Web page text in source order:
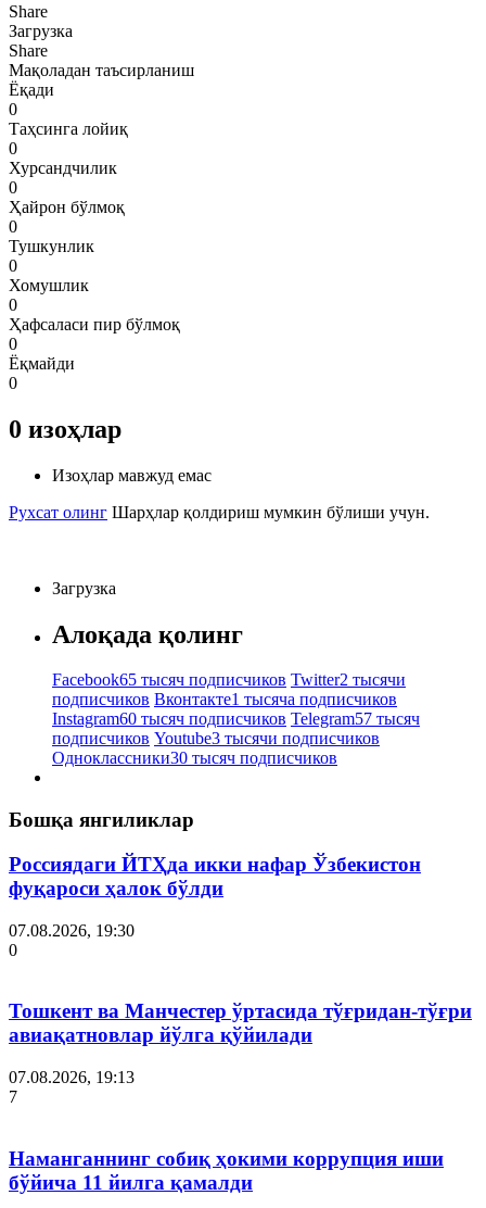
Share
Загрузка
Share
Мақоладан таъсирланиш
Ёқади
0
Таҳсинга лойиқ
0
Хурсандчилик
0
Ҳайрон бўлмоқ
0
Тушкунлик
0
Хомушлик
0
Ҳафсаласи пир бўлмоқ
0
Ёқмайди
0
0 изоҳлар
Изоҳлар мавжуд емас
Рухсат олинг Шарҳлар қолдириш мумкин бўлиши учун.
Загрузка
Алоқада қолинг
Facebook65 тысяч подписчиков Twitter2 тысячи
подписчиков Вконтакте1 тысяча подписчиков
Instagram60 тысяч подписчиков Telegram57 тысяч
подписчиков Youtube3 тысячи подписчиков
Одноклассники30 тысяч подписчиков
Бошқа янгиликлар
Россиядаги ЙТҲда икки нафар Ўзбекистон
фуқароси ҳалок бўлди
07.08.2026, 19:30
0
Тошкент ва Манчестер ўртасида тўғридан-тўғри
авиақатновлар йўлга қўйилади
07.08.2026, 19:13
7
Наманганнинг собиқ ҳокими коррупция иши
бўйича 11 йилга қамалди